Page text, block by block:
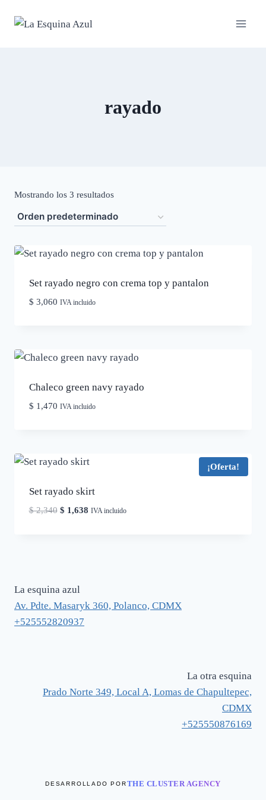
rayado
Mostrando los 3 resultados
Set rayado negro con crema top y pantalon
$ 3,060 IVA incluido
Chaleco green navy rayado
$ 1,470 IVA incluido
¡Oferta!
Set rayado skirt
$2,340 El
$ 1,638ElIVA incluido
La esquina azul
Av. Pdte. Masaryk 360, Polanco, CDMX
+525552820937
La otra esquina
Prado Norte 349, Local A, Lomas de Chapultepec,
CDMX
+525550876169
DESARROLLADO PORTHE CLUSTER AGENCY